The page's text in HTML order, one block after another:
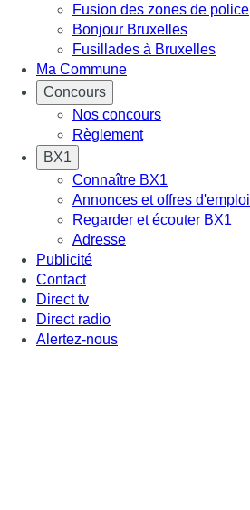
Fusion des zones de police
Bonjour Bruxelles
Fusillades à Bruxelles
Ma Commune
Concours
Nos concours
Règlement
BX1
Connaître BX1
Annonces et offres d'emploi
Regarder et écouter BX1
Adresse
Publicité
Contact
Direct tv
Direct radio
Alertez-nous